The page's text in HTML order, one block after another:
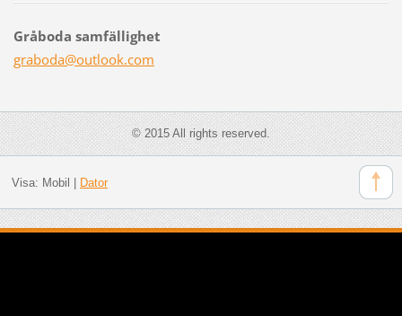
Gråboda samfällighet
graboda@outlook.com
© 2015 All rights reserved.
Visa: Mobil Dator